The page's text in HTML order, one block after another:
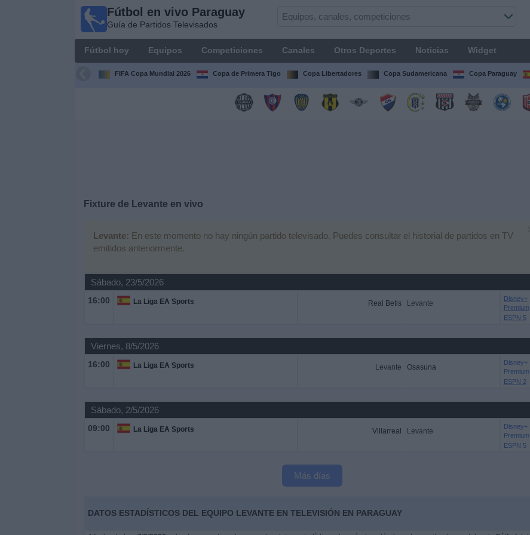
Fútbol en vivo Paraguay
Guía de Partidos Televisados
Fútbol hoy Equipos Competiciones Canales Otros Deportes Noticias Widget
FIFA Copa Mundial 2026 Copa de Primera Tigo Copa Libertadores Copa Sudamericana Copa Paraguay
Fixture de Levante en vivo
Levante: En este momento no hay ningún partido televisado. Puedes consultar el historial de partidos en TV
emitidos anteriormente.
Sábado, 23/5/2026
16:00 La Liga EA Sports Real Betis Levante
Disney+
Premium
ESPN 5
Viernes, 8/5/2026
16:00 La Liga EA Sports Levante Osasuna
Disney+
Premium
ESPN 2
Sábado, 2/5/2026
09:00 La Liga EA Sports Villarreal Levante
Disney+
Premium
ESPN 5
Más días
DATOS ESTADÍSTICOS DEL EQUIPO LEVANTE EN TELEVISIÓN EN PARAGUAY
Paraguay